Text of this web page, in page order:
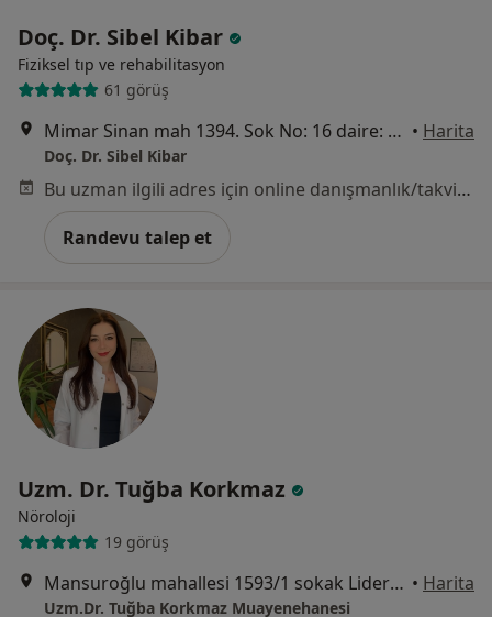
Doç. Dr. Sibel Kibar
Fiziksel tıp ve rehabilitasyon
61 görüş
Mimar Sinan mah 1394. Sok No: 16 daire: 2 kat :1, İzmir • Harita
Doç. Dr. Sibel Kibar
Bu uzman ilgili adres için online danışmanlık/takvim sunmuyor.
Randevu talep et
Uzm. Dr. Tuğba Korkmaz
Nöroloji
19 görüş
Mansuroğlu mahallesi 1593/1 sokak Lider Centrio A blok K:4 D:39, İzmir • Harita
Uzm.Dr. Tuğba Korkmaz Muayenehanesi